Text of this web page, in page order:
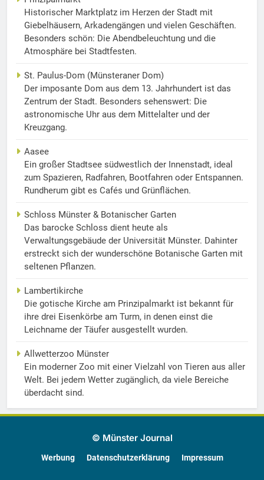
Historischer Marktplatz im Herzen der Stadt mit
Giebelhäusern, Arkadengängen und vielen Geschäften.
Besonders schön: Die Abendbeleuchtung und die
Atmosphäre bei Stadtfesten.
St. Paulus-Dom (Münsteraner Dom)
Der imposante Dom aus dem 13. Jahrhundert ist das
Zentrum der Stadt. Besonders sehenswert: Die
astronomische Uhr aus dem Mittelalter und der
Kreuzgang.
Aasee
Ein großer Stadtsee südwestlich der Innenstadt, ideal
zum Spazieren, Radfahren, Bootfahren oder Entspannen.
Rundherum gibt es Cafés und Grünflächen.
Schloss Münster & Botanischer Garten
Das barocke Schloss dient heute als
Verwaltungsgebäude der Universität Münster. Dahinter
erstreckt sich der wunderschöne Botanische Garten mit
seltenen Pflanzen.
Lambertikirche
Die gotische Kirche am Prinzipalmarkt ist bekannt für
ihre drei Eisenkörbe am Turm, in denen einst die
Leichname der Täufer ausgestellt wurden.
Allwetterzoo Münster
Ein moderner Zoo mit einer Vielzahl von Tieren aus aller
Welt. Bei jedem Wetter zugänglich, da viele Bereiche
überdacht sind.
© Münster Journal
Werbung Datenschutzerklärung Impressum